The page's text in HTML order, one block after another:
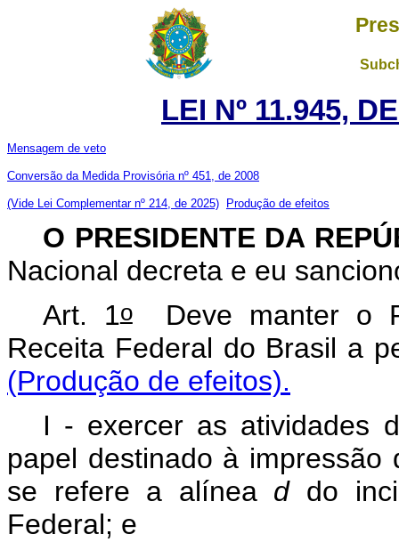
LEI Nº 11.945,
Mensagem de veto
Conversão da Medida Provisória nº 451, de 2008
(Vide Lei Complementar nº 214, de 2025) Produção de efeitos
O PRESIDENTE DA
Nacional decreta e eu
Art. 1oDeve manter o
Receita Federal do
(Produção de efeitos).
I - exercer as atividades
papel destinado à
se refere a alínea d do
Federal; e